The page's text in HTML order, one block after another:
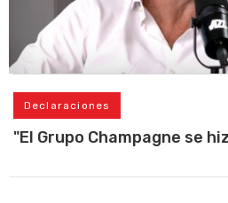
Declaraciones
"El Grupo Champagne se